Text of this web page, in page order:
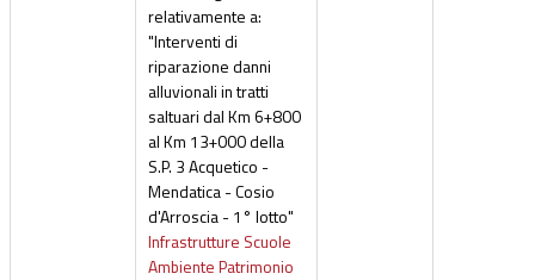
relativamente a:
"Interventi di
riparazione danni
alluvionali in tratti
saltuari dal Km 6+800
al Km 13+000 della
S.P. 3 Acquetico -
Mendatica - Cosio
d'Arroscia - 1° lotto"
Infrastrutture Scuole
Ambiente Patrimonio